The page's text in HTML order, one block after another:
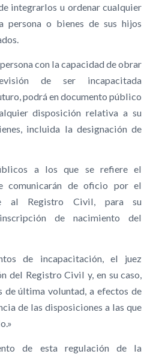
integrarlos u ordenar cualquier
persona o bienes de sus hijos
con la capacidad de obrar
de ser incapacitada
podrá en documento público
disposición relativa a su
incluida la designación de
a los que se refiere el
comunicarán de oficio por el
al Registro Civil, para su
de nacimiento del
de incapacitación, el juez
del Registro Civil y, en su caso,
de última voluntad, a efectos de
de las disposiciones a las que
de esta regulación de la